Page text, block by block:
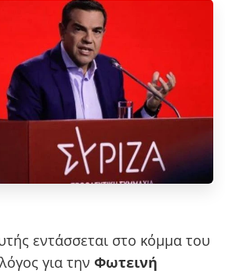
εντάσσεται στο κόμμα του
για την Φωτεινή